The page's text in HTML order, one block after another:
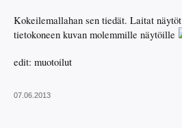
Kokeilemallahan sen tiedät. Laitat
tietokoneen kuvan molemmille näytöille
edit: muotoilut
07.06.2013